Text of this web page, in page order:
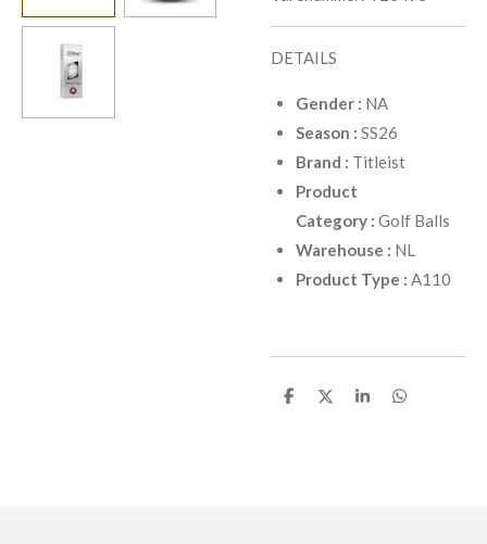
DETAILS
Gender : NA
Season : SS26
Brand : Titleist
Product
Category : Golf Balls
Warehouse : NL
Product Type : A110
D
D
D
D